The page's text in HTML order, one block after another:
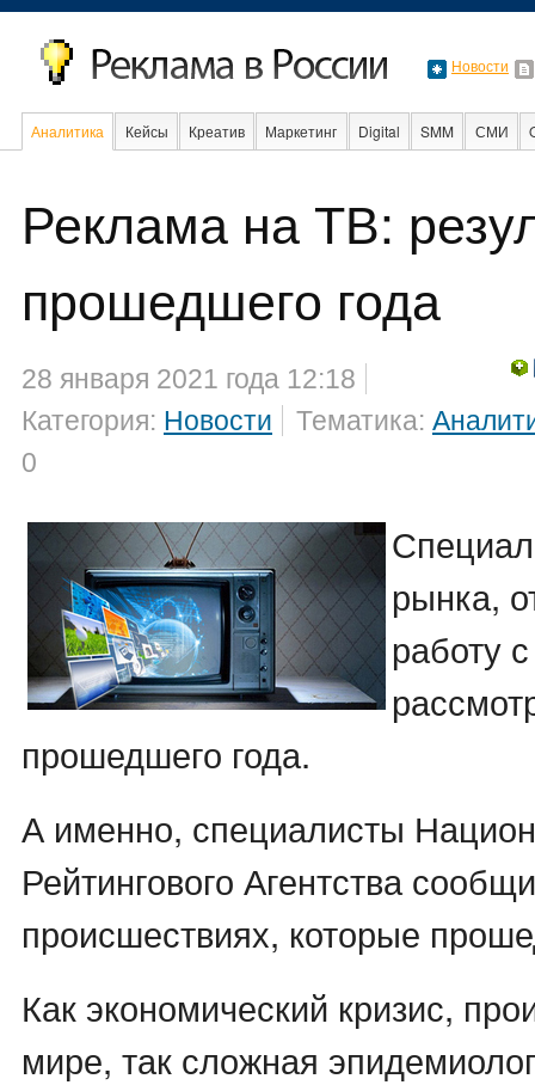
Новости
Аналитика Кейсы Креатив Маркетинг Digital SMM СМИ
Реклама на ТВ:
прошедшего года
28 января 2021 года 12:18
Категория: Новости Тематика:
0
рынка,
работу
прошедшего года.
А именно, специалисты
Рейтингового Агентства
происшествиях, которые
Как экономический кризис,
мире, так сложная